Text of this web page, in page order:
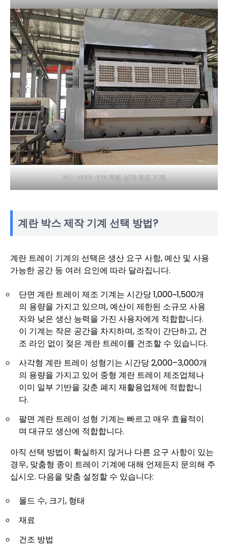
WJ-7000-6*8 계란 상자 제조 기계
계란 박스 제작 기계 선택 방법?
계란 트레이 기계의 선택은 생산 요구 사항, 예산 및 사용
가능한 공간 등 여러 요인에 따라 달라집니다.
단면 계란 트레이 제조 기계는 시간당 1,000~1,500개
의 용량을 가지고 있으며, 예산이 제한된 소규모 사용
자와 낮은 생산 능력을 가진 사용자에게 적합합니다.
이 기계는 작은 공간을 차지하며, 조작이 간단하고, 건
조 라인 없이 젖은 계란 트레이를 건조할 수 있습니다.
사각형 계란 트레이 성형기는 시간당 2,000–3,000개
의 용량을 가지고 있어 중형 계란 트레이 제조업체나
이미 일부 기반을 갖춘 폐지 재활용업체에 적합합니
다.
팔면 계란 트레이 성형 기계는 빠르고 매우 효율적이
며 대규모 생산에 적합합니다.
아직 선택 방법이 확실하지 않거나 다른 요구 사항이 있는
경우, 맞춤형 종이 트레이 기계에 대해 언제든지 문의해 주
십시오. 다음을 맞춤 설정할 수 있습니다:
몰드 수, 크기, 형태
재료
건조 방법